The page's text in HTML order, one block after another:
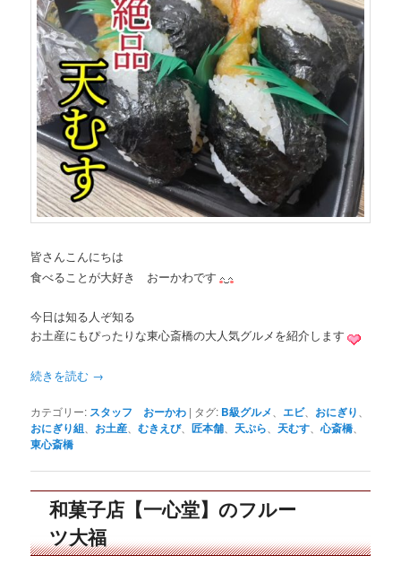
皆さんこんにちは
食べることが大好き おーかわです
今日は知る人ぞ知る
お土産にもぴったりな東心斎橋の大人気グルメを紹介します
続きを読む →
カテゴリー: スタッフ おーかわ | タグ: B級グルメ エビ、 おにぎり
おにぎり組 お土産 、むきえび、匠本舗 天ぷら 天むす 、心斎橋
東心斎橋
和菓子店【一心堂】のフルー
ツ大福